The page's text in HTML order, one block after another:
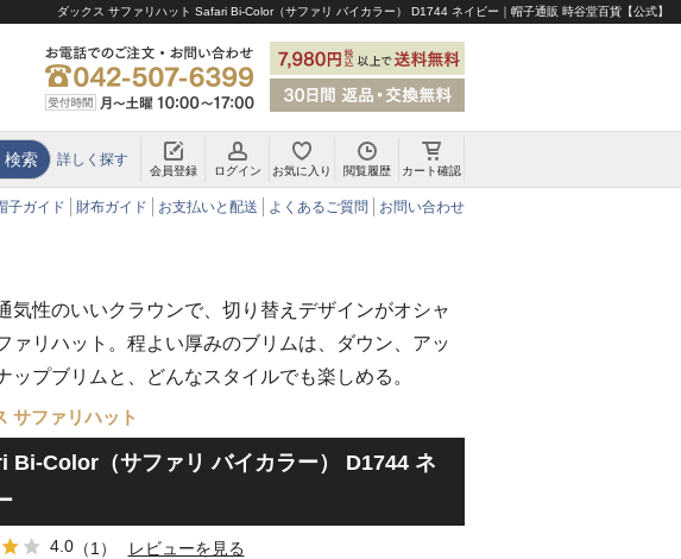
ダックス サファリハット Safari Bi-Color（サファリ バイカラー） D1744 ネイビー｜帽子通販 時谷堂百貨【公式】
検索 詳しく探す
会員登録 ログイン お気に入り 閲覧履歴 カート確認
子ガイド 財布ガイド お支払いと配送 よくあるご質問 お問い合わせ
気性のいいクラウンで、切り替えデザインがオシャ
ァリハット。程よい厚みのブリムは、ダウン、アッ
ップブリムと、どんなスタイルでも楽しめる。
サファリハット
Bi-Color（サファリ バイカラー） D1744 ネ
4.0（1） レビューを見る